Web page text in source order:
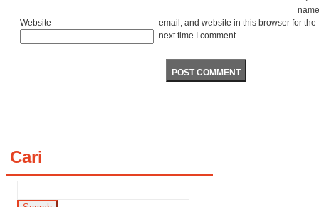
Website
email, and website in this browser for the
next time I comment.
Cari